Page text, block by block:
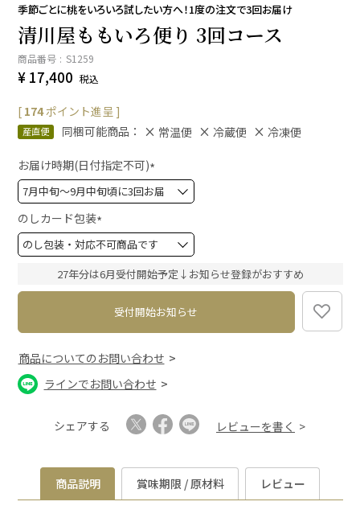
季節ごとに桃をいろいろ試したい方へ！1度の注文で3回お届け
清川屋ももいろ便り 3回コース
商品番号 S1259
¥ 17,400 税込
[ 174ポイント進呈 ]
産直便 同梱可能商品： 常温便 冷蔵便 冷凍便
お届け時期(日付指定不可)
(
必
)
のしカード包装
(
必
須
27年分は6月受付開始予定↓お知らせ登録がおすすめ
受付開始お知らせ
商品についてのお問い合わせ
ラインでお問い合わせ
シェアする レビューを書く
商品説明 賞味期限 / 原材料 レビュー